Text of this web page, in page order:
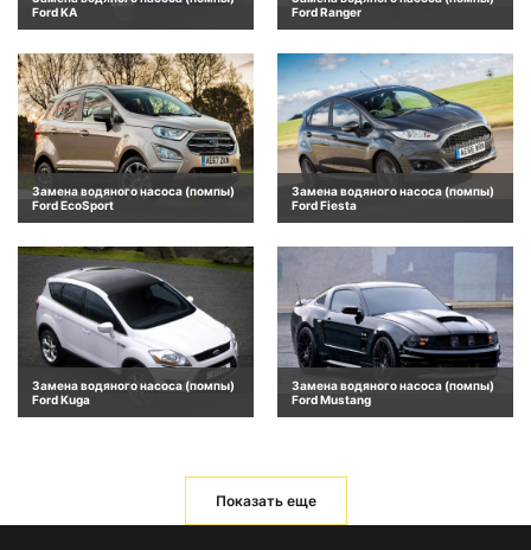
Ford KA
Ford Ranger
Замена водяного насоса (помпы)
Ford EcoSport
Замена водяного насоса (помпы)
Ford Fiesta
Замена водяного насоса (помпы)
Ford Kuga
Замена водяного насоса (помпы)
Ford Mustang
Показать еще